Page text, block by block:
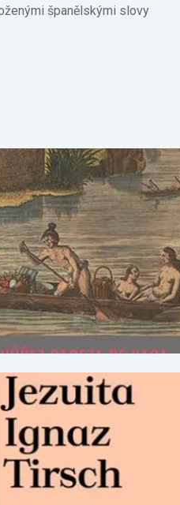
španělskými slovy